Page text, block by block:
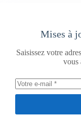
Mises à
Saisissez votre
vous